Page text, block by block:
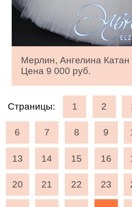
Мерлин, Ангелина Катан
Цена 9 000 руб.
Страницы: 1 2
6 7 8 9
13 14 15 16
20 21 22 23